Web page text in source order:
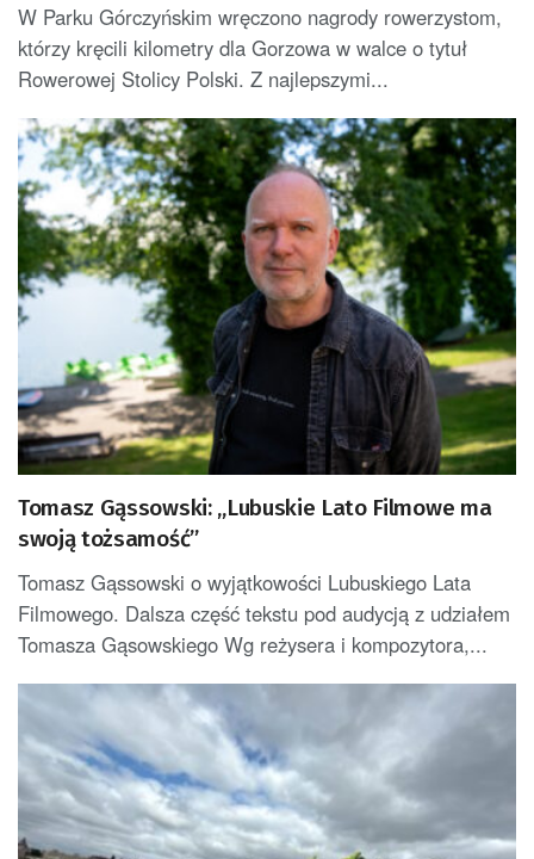
W Parku Górczyńskim wręczono nagrody rowerzystom,
którzy kręcili kilometry dla Gorzowa w walce o tytuł
Rowerowej Stolicy Polski. Z najlepszymi...
Tomasz Gąssowski: „Lubuskie Lato Filmowe ma
swoją tożsamość”
Tomasz Gąssowski o wyjątkowości Lubuskiego Lata
Filmowego. Dalsza część tekstu pod audycją z udziałem
Tomasza Gąsowskiego Wg reżysera i kompozytora,...